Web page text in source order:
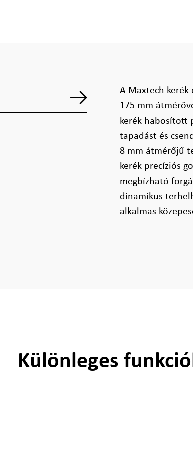
A Maxtech
175 mm
kerék habosított
tapadást és
8 mm átmérőjű
kerék precíziós
megbízható
dinamikus
alkalmas
Különleges